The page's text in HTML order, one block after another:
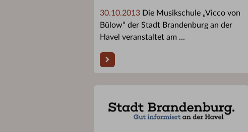
30.10.2013 Die Musikschule „Vicco von
Bülow“ der Stadt Brandenburg an der
Havel veranstaltet am ...